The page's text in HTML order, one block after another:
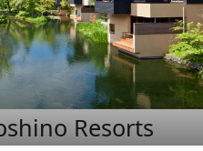
Resorts